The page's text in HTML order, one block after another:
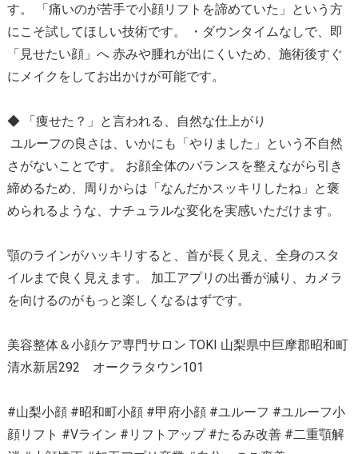
す。 「痛いのが苦手で小顔リフトを諦めていた」という方
にこそ試してほしい技術です。 ・ダウンタイムなしで、即
「見せたい顔」へ 赤みや腫れが出にくいため、施術後すぐ
にメイクをしてお出かけが可能です。
◆ 「痩せた？」と言われる、自然な仕上がり
ユルーフの良さは、いかにも「やりました」という不自然
さがないことです。 お顔全体のバランスを整えながら引き
締めるため、周りからは「なんだかスッキリしたね」と褒
められるような、ナチュラルな変化を実感いただけます。
顎のラインがハッキリすると、首が長く見え、全身のスタ
イルまで良く見えます。 加工アプリの出番が減り、カメラ
を向けるのがもっと楽しくなるはずです。
美容整体＆小顔ケア専門サロン TOKI 山梨県中巨摩郡昭和町
清水新居292 オークラタウン101
#山梨小顔 #昭和町小顔 #甲府小顔 #ユルーフ #ユルーフ小
顔リフト #Vライン #リフトアップ #たるみ改善 #二重顎解